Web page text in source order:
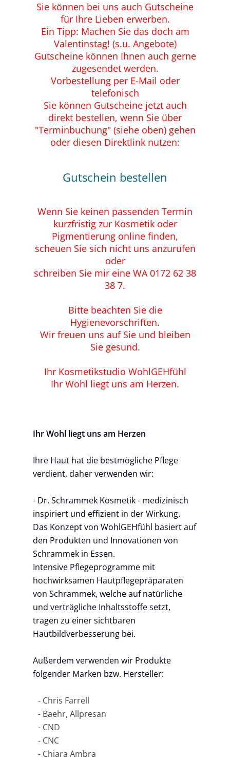
Sie können bei uns auch Gutscheine
für Ihre Lieben erwerben.
Ein Tipp: Machen Sie das doch am
Valentinstag! (s.u. Angebote)
Gutscheine können Ihnen auch gerne
zugesendet werden.
Vorbestellung per E-Mail oder
telefonisch
Sie können Gutscheine jetzt auch
direkt bestellen, wenn Sie über
"Terminbuchung" (siehe oben) gehen
oder diesen Direktlink nutzen:
Gutschein bestellen
Wenn Sie keinen passenden Termin
kurzfristig zur Kosmetik oder
Pigmentierung online finden,
scheuen Sie sich nicht uns anzurufen
oder
schreiben Sie mir eine WA 0172 62 38
38 7.
Bitte beachten Sie die
Hygienevorschriften.
Wir freuen uns auf Sie und bleiben
Sie gesund.
Ihr Kosmetikstudio WohlGEHfühl
Ihr Wohl liegt uns am Herzen.
Ihr Wohl liegt uns am Herzen
Ihre Haut hat die bestmögliche Pflege
verdient, daher verwenden wir:
- Dr. Schrammek Kosmetik - medizinisch
inspiriert und effizient in der Wirkung.
Das Konzept von WohlGEHfühl basiert auf
den Produkten und Innovationen von
Schrammek in Essen.
Intensive Pflegeprogramme mit
hochwirksamen Hautpflegepräparaten
von Schrammek, welche auf natürliche
und verträgliche Inhaltsstoffe setzt,
tragen zu einer sichtbaren
Hautbildverbesserung bei.
Außerdem verwenden wir Produkte
folgender Marken bzw. Hersteller:
Chris Farrell
Baehr, Allpresan
CND
CNC
Chiara Ambra